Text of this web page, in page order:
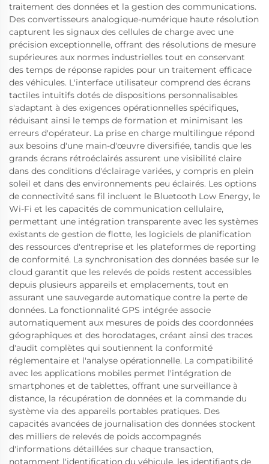
traitement des données et la gestion des communications.
Des convertisseurs analogique-numérique haute résolution
capturent les signaux des cellules de charge avec une
précision exceptionnelle, offrant des résolutions de mesure
supérieures aux normes industrielles tout en conservant
des temps de réponse rapides pour un traitement efficace
des véhicules. L'interface utilisateur comprend des écrans
tactiles intuitifs dotés de dispositions personnalisables
s'adaptant à des exigences opérationnelles spécifiques,
réduisant ainsi le temps de formation et minimisant les
erreurs d'opérateur. La prise en charge multilingue répond
aux besoins d'une main-d'œuvre diversifiée, tandis que les
grands écrans rétroéclairés assurent une visibilité claire
dans des conditions d'éclairage variées, y compris en plein
soleil et dans des environnements peu éclairés. Les options
de connectivité sans fil incluent le Bluetooth Low Energy, le
Wi-Fi et les capacités de communication cellulaire,
permettant une intégration transparente avec les systèmes
existants de gestion de flotte, les logiciels de planification
des ressources d'entreprise et les plateformes de reporting
de conformité. La synchronisation des données basée sur le
cloud garantit que les relevés de poids restent accessibles
depuis plusieurs appareils et emplacements, tout en
assurant une sauvegarde automatique contre la perte de
données. La fonctionnalité GPS intégrée associe
automatiquement aux mesures de poids des coordonnées
géographiques et des horodatages, créant ainsi des traces
d'audit complètes qui soutiennent la conformité
réglementaire et l'analyse opérationnelle. La compatibilité
avec les applications mobiles permet l'intégration de
smartphones et de tablettes, offrant une surveillance à
distance, la récupération de données et la commande du
système via des appareils portables pratiques. Des
capacités avancées de journalisation des données stockent
des milliers de relevés de poids accompagnés
d'informations détaillées sur chaque transaction,
notamment l'identification du véhicule, les identifiants de